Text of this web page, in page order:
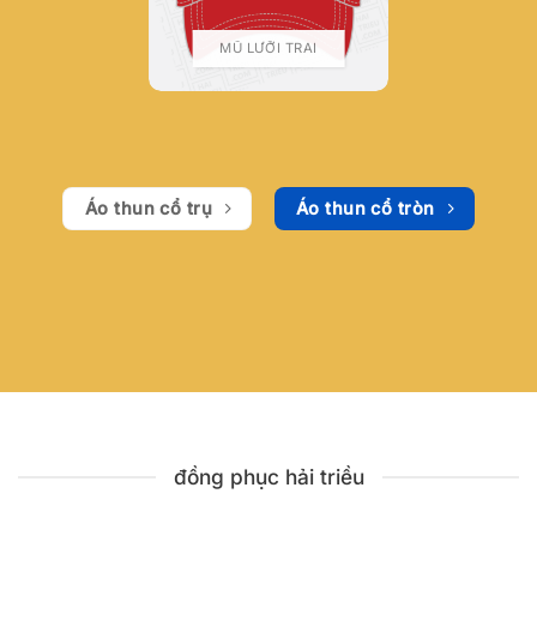
MŨ LƯỠI TRAI
Áo thun cổ trụ Áo thun cổ tròn
đồng phục hải triều